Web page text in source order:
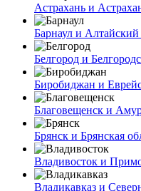
Астрахань и
Барнаул и Алтайский
Белгород и
Биробиджан и
Благовещенск и
Брянск и Брянская
Владивосток и
Владикавказ и